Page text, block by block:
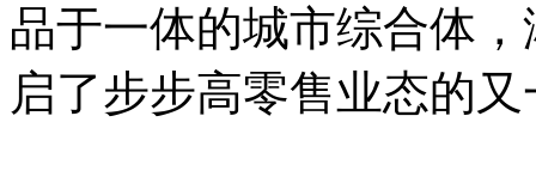
品于一体的城市综合体
启了步步高零售业态